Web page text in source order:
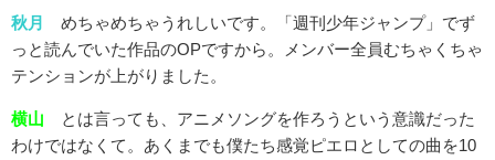
秋月
めちゃめちゃうれしいです。「週刊少年ジャンプ」でず
っと読んでいた作品のOPですから。メンバー全員むちゃくちゃ
テンションが上がりました。
横山 とは言っても、アニメソングを作ろうという意識だった
わけではなくて。あくまでも僕たち感覚ピエロとしての曲を10